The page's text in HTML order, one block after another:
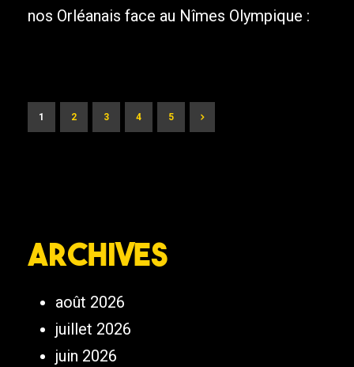
nos Orléanais face au Nîmes Olympique :
1 2 3 4 5
Archives
août 2026
juillet 2026
juin 2026